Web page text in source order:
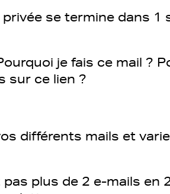
se termine dans 1
je fais ce mail ?
sur ce lien ?
différents mails et
pas plus de 2 e-mails en